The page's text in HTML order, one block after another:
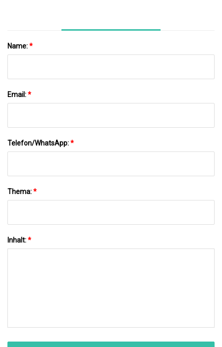
Name:*
Email:*
Telefon/WhatsApp:*
Thema:*
Inhalt:*